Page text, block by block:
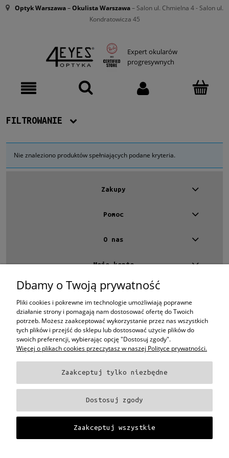
Optyk Warszawa–Okulista Warszawa– Salon ul. Chmielna 4 - Salon ul.
Kondratowicza 45
Expert okularów
progresywnych
FILTROWANIE
Dostępność
Nie znaleziono produktów spełniających podane kryteria.
Zakupy
Pomoc
O nas
Moje konto
Kontakt
4 EYES OPTYKA -
optyk Warszawa
ul.Chmielna 4
00-020 Warszawa
woj. mazowieckie
+48 696 015 670
sklep@4eyes.pl
Oprawki i okulary Ray-BanOprawki i okulary PersolOprawki i okulary Polo
Oprawki i okulary Tom Ford Oprawki i okulary Miu Miu
Oprawki i okulary Prada
Oprawki i okulary Ray-Ban Aviator
Oprawki i okulary DiorOprawki i okulary Oliver PeoplesOprawki i okulary
Oprawki i okulary FendiOprawki i okulary Celine
Oprawki i okulary Dolce & Gabbana Okulary Tag Heuer
Dbamy o Twoją prywatność
Pliki cookies i pokrewne im technologie umożliwiają poprawne
działanie strony i pomagają nam dostosować ofertę do Twoich
potrzeb. Możesz zaakceptować wykorzystanie przez nas wszystkich
tych plików i przejść do sklepu lub dostosować użycie plików do
swoich preferencji, wybierając opcję "Dostosuj zgody".
Więcej o plikach cookies przeczytasz w naszej Polityce prywatności.
Zaakceptuj tylko niezbędne
Dostosuj zgody
Zaakceptuj wszystkie